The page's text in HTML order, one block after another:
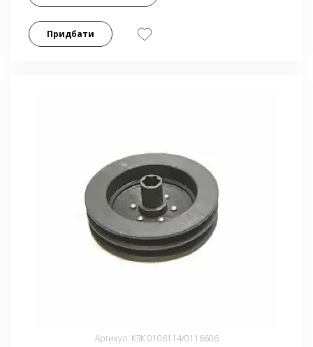
Придбати
Артикул: КЗК 0106114/0116606